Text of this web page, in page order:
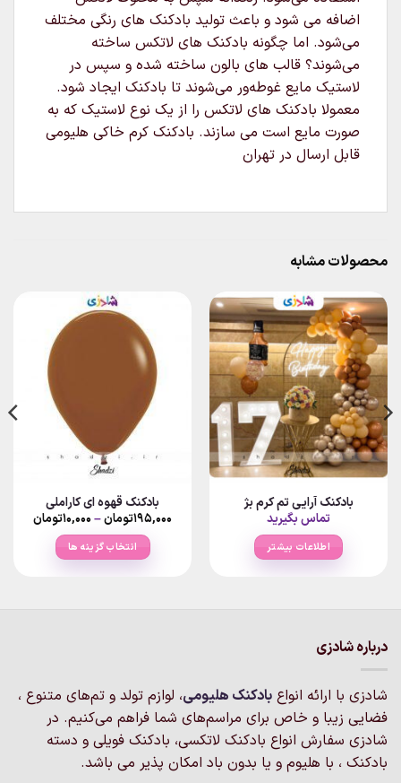
اضافه می شود و باعث تولید بادکنک های رنگی مختلف
می‌شود. اما چگونه بادکنک های لاتکس ساخته
می‌شوند؟ قالب های بالون ساخته شده و سپس در
لاستیک مایع غوطه‌ور می‌شوند تا بادکنک ایجاد شود.
معمولا بادکنک های لاتکس را از یک نوع لاستیک که به
صورت مایع است می سازند. بادکنک کرم خاکی هلیومی
قابل ارسال در تهران
محصولات مشابه
بادکنک آرایی تم کرم بژ
تماس بگیرید
اطلاعات بیشتر
بادکنک قهوه ای کاراملی
۱۹۵,۰۰۰تومان–۱۰,۰۰۰تومانPrice
انتخاب گزینه ها
گزینه
ها
ممکن
است
درباره شادزی
شادزی با ارائه انواع بادکنک‌ هلیومی، لوازم تولد و تم‌های متنوع ،
فضایی زیبا و خاص برای مراسم‌های شما فراهم می‌کنیم. در
شادزی سفارش انواع بادکنک لاتکسی، بادکنک فویلی و دسته
بادکنک ، با هلیوم و یا بدون باد امکان پذیر می باشد.